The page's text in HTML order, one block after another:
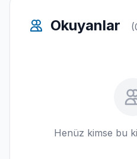
Okuyanlar
Henüz kimse bu